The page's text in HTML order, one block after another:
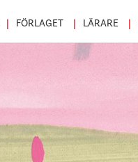
FÖRLAGET LÄRARE